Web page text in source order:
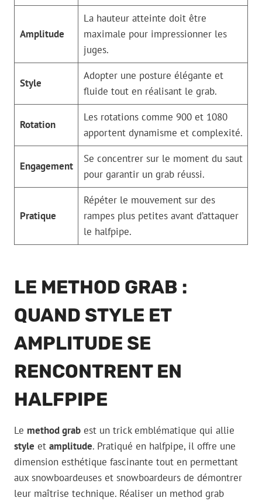
Amplitude
La hauteur atteinte doit être
maximale pour impressionner les
juges.
Style
Adopter une posture élégante et
fluide tout en réalisant le grab.
Rotation
Les rotations comme 900 et 1080
apportent dynamisme et complexité.
Engagement
Se concentrer sur le moment du saut
pour garantir un grab réussi.
Pratique
Répéter le mouvement sur des
rampes plus petites avant d’attaquer
le halfpipe.
LE METHOD GRAB :
QUAND STYLE ET
AMPLITUDE SE
RENCONTRENT EN
HALFPIPE
Le method grab est un trick emblématique qui allie
style et amplitude. Pratiqué en halfpipe, il offre une
dimension esthétique fascinante tout en permettant
aux snowboardeuses et snowboardeurs de démontrer
leur maîtrise technique. Réaliser un method grab